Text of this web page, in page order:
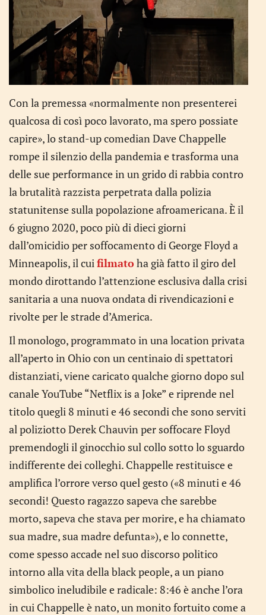
Con la premessa «normalmente non presenterei
qualcosa di così poco lavorato, ma spero possiate
capire», lo stand-up comedian Dave Chappelle
rompe il silenzio della pandemia e trasforma una
delle sue performance in un grido di rabbia contro
la brutalità razzista perpetrata dalla polizia
statunitense sulla popolazione afroamericana. È il
6 giugno 2020, poco più di dieci giorni
dall’omicidio per soffocamento di George Floyd a
Minneapolis, il cuifilmatoha già fatto il giro del
mondo dirottando l’attenzione esclusiva dalla crisi
sanitaria a una nuova ondata di rivendicazioni e
rivolte per le strade d’America.
Il monologo, programmato in una location privata
all’aperto in Ohio con un centinaio di spettatori
distanziati, viene caricato qualche giorno dopo sul
canale YouTube “Netflix is a Joke” e riprende nel
titolo quegli 8 minuti e 46 secondi che sono serviti
al poliziotto Derek Chauvin per soffocare Floyd
premendogli il ginocchio sul collo sotto lo sguardo
indifferente dei colleghi. Chappelle restituisce e
amplifica l’orrore verso quel gesto («8 minuti e 46
secondi! Questo ragazzo sapeva che sarebbe
morto, sapeva che stava per morire, e ha chiamato
sua madre, sua madre defunta»), e lo connette,
come spesso accade nel suo discorso politico
intorno alla vita della black people, a un piano
simbolico ineludibile e radicale: 8:46 è anche l’ora
in cui Chappelle è nato, un monito fortuito come a